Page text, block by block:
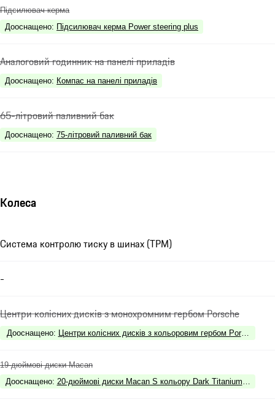
Підсилювач керма
Дооснащено: Підсилювач керма Power steering plus
Аналоговий годинник на панелі приладів
Дооснащено: Компас на панелі приладів
65-літровий паливний бак
Дооснащено: 75-літровий паливний бак
Колеса
Система контролю тиску в шинах (TPM)
-
Центри колісних дисків з монохромним гербом Porsche
Дооснащено: Центри колісних дисків з кольоровим гербом Porsche
19-дюймові диски Macan
Дооснащено: 20-дюймові диски Macan S кольору Dark Titanium з